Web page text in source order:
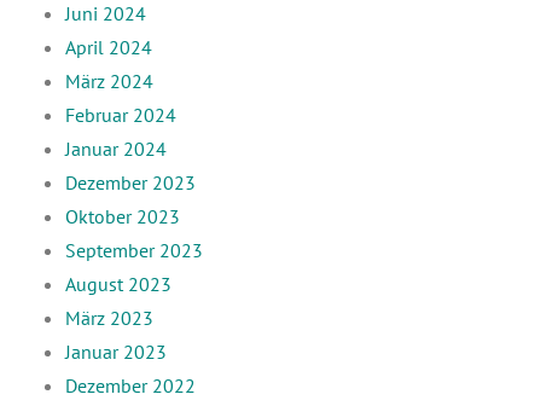
Juni 2024
April 2024
März 2024
Februar 2024
Januar 2024
Dezember 2023
Oktober 2023
September 2023
August 2023
März 2023
Januar 2023
Dezember 2022